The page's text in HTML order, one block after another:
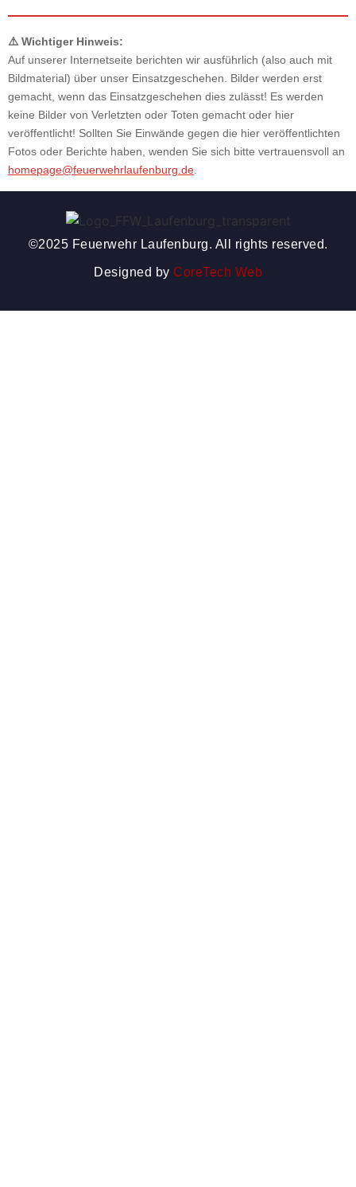
⚠️ Wichtiger Hinweis:
Auf unserer Internetseite berichten wir ausführlich (also auch mit
Bildmaterial) über unser Einsatzgeschehen. Bilder werden erst
gemacht, wenn das Einsatzgeschehen dies zulässt! Es werden
keine Bilder von Verletzten oder Toten gemacht oder hier
veröffentlicht! Sollten Sie Einwände gegen die hier veröffentlichten
Fotos oder Berichte haben, wenden Sie sich bitte vertrauensvoll an
homepage@feuerwehrlaufenburg.de.
©2025 Feuerwehr Laufenburg. All rights reserved.
Designed by CoreTech Web